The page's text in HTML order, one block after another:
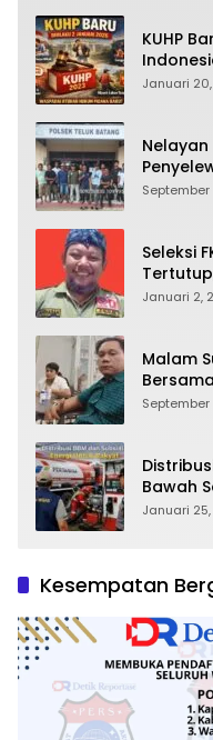
KUHP
Januari
September
Seleksi
Januari 2,
Malam
September
Bawah
Januari
Kesempatan